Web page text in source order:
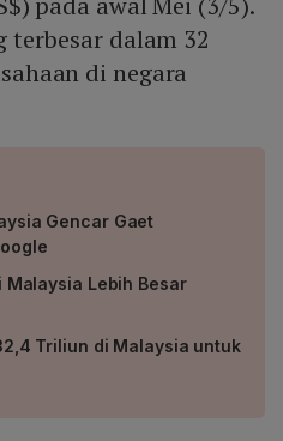
dalam 32
di negara
Gencar Gaet
Lebih Besar
Triliun di Malaysia untuk